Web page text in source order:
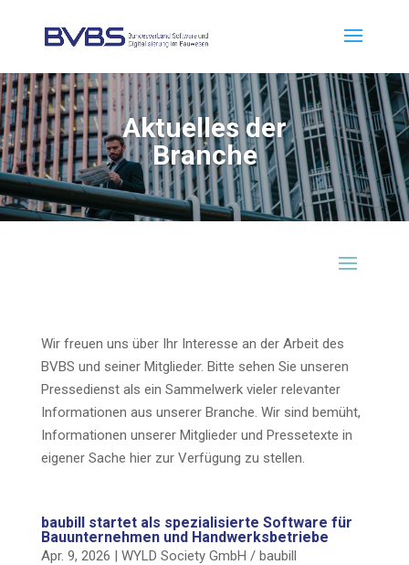
Aktu­el­les der
Branche
Wir freu­en uns über Ihr Inter­es­se an der Arbeit des
BVBS und sei­ner Mit­glie­der. Bit­te sehen Sie unse­ren
Pres­se­dienst als ein Sam­mel­werk vie­ler rele­van­ter
Infor­ma­tio­nen aus unse­rer Bran­che. Wir sind bemüht,
Infor­ma­tio­nen unse­rer Mit­glie­der und Pres­se­tex­te in
eige­ner Sache hier zur Ver­fü­gung zu stellen.
bau­bill star­tet als spe­zia­li­sier­te Soft­ware für
Bau­un­ter­neh­men und Handwerksbetriebe
Apr. 9, 2026 | WYLD Socie­ty GmbH / baubill